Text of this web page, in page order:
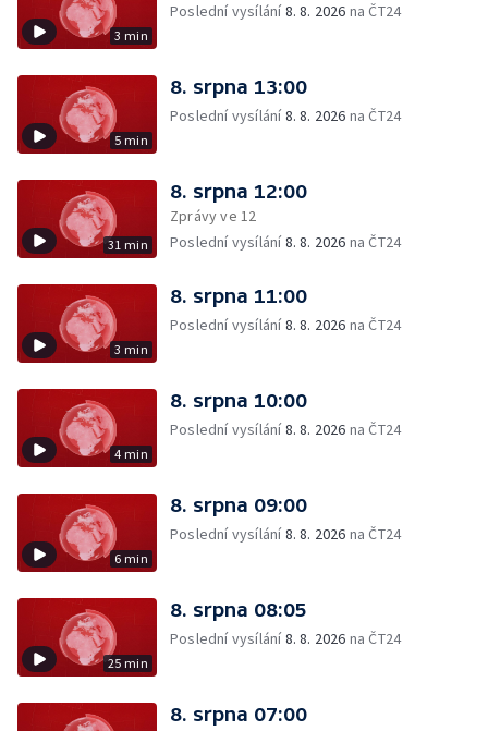
3 min
Poslední vysílání8. 8. 2026 na ČT24
5 min
8. srpna 13:00
Poslední vysílání8. 8. 2026 na ČT24
31 min
8. srpna 12:00
Zprávy ve 12
Poslední vysílání8. 8. 2026 na ČT24
3 min
8. srpna 11:00
Poslední vysílání8. 8. 2026 na ČT24
4 min
8. srpna 10:00
Poslední vysílání8. 8. 2026 na ČT24
6 min
8. srpna 09:00
Poslední vysílání8. 8. 2026 na ČT24
25 min
8. srpna 08:05
Poslední vysílání8. 8. 2026 na ČT24
8. srpna 07:00